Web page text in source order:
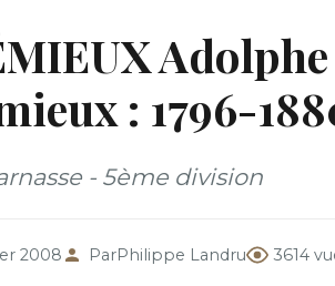
: 1796-
- 5ème division
2008 ParPhilippe Landru 3614